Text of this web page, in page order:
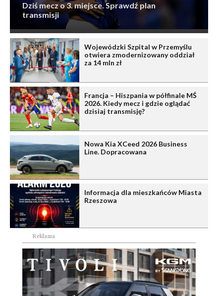
Dziś mecz o 3. miejsce. Sprawdź plan
transmisji
Wojewódzki Szpital w Przemyślu
otwiera zmodernizowany oddział
za 14 mln zł
Francja – Hiszpania w półfinale MŚ
2026. Kiedy mecz i gdzie oglądać
dzisiaj transmisję?
Nowa Kia XCeed 2026 Business
Line. Dopracowana
Informacja dla mieszkańców Miasta
Rzeszowa
Reklama